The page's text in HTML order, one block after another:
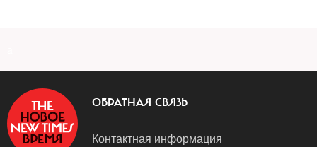
ОБРАТНАЯ СВЯЗЬ
Контактная информация